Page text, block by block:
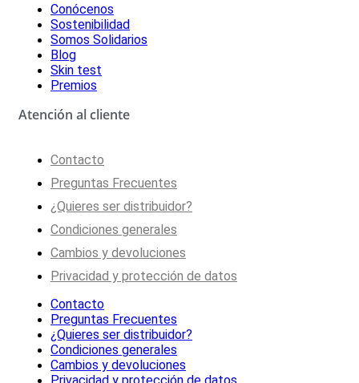
Conócenos
Sostenibilidad
Somos Solidarios
Blog
Skin test
Premios
Atención al cliente
Contacto
Preguntas Frecuentes
¿Quieres ser distribuidor?
Condiciones generales
Cambios y devoluciones
Privacidad y protección de datos
Contacto
Preguntas Frecuentes
¿Quieres ser distribuidor?
Condiciones generales
Cambios y devoluciones
Privacidad y protección de datos